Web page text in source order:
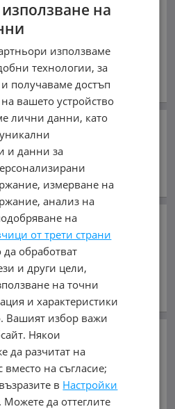
Benz SLKРеплика
SSK
€
лв.
1973 г., Бензинов
гр. Сливен
Benz SLK
г., Бензинов
с. Розовец
Benz SLK
CABRIO
€
лв.
2001 г., Бензинов
гр. Варна
Benz SLK
€
лв.
г., Бензинов
гр. София
на
използваме
технологии, за
получаваме достъп
вашето устройство
лични данни, като
и данни за
измерване на
анализ на
на
от трети страни
обработват
и други цели,
на точни
и характеристики
Вашият избор важи
Някои
да разчитат на
вместо на съгласие;
в Настройки
. Можете да оттеглите